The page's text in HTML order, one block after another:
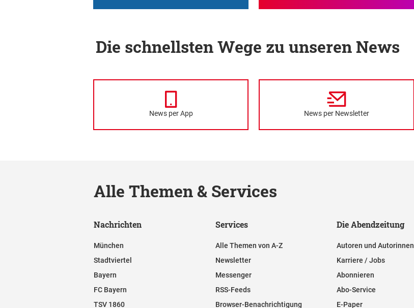
Die schnellsten Wege zu unseren News
News per App News per Newsletter
Alle Themen & Services
Nachrichten
München
Stadtviertel
Bayern
FC Bayern
TSV 1860
Services
Alle Themen von A-Z
Newsletter
Messenger
RSS-Feeds
Browser-Benachrichtigung
Die Abendzeitung
Autoren und Autorinnen
Karriere / Jobs
Abonnieren
Abo-Service
E-Paper